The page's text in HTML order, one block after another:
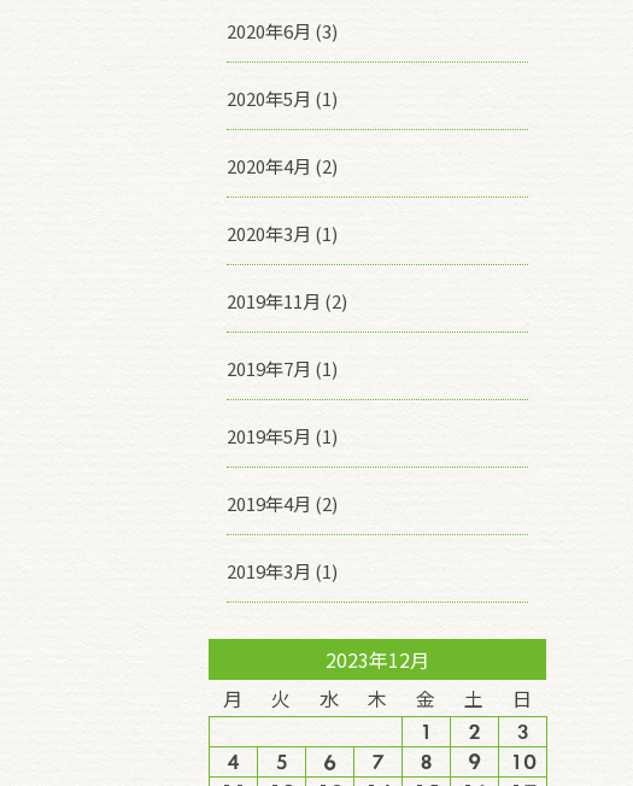
2020年6月 (3)
2020年5月 (1)
2020年4月 (2)
2020年3月 (1)
2019年11月 (2)
2019年7月 (1)
2019年5月 (1)
2019年4月 (2)
2019年3月 (1)
2023年12月
月
火 水 木 金 土 日
1 2
3
4
5 6 7 8 9
10